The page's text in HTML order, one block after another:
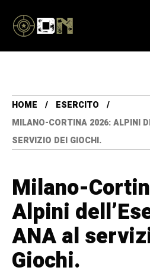
HOME
ESERCITO
MILANO-CORTINA 2026: ALPINI
SERVIZIO DEI GIOCHI.
Milano-
Alpini
ANA al
Giochi.